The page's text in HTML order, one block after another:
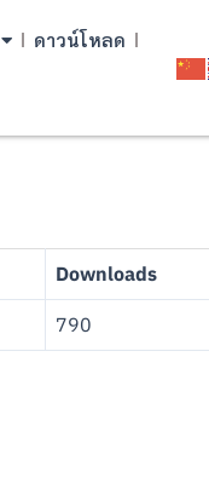
ดาวน์โหลด
Downloads
790